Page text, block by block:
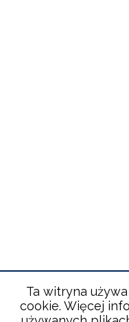
Ta witryna
cookie. Więcej